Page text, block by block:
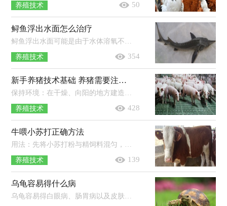
养殖技术 50
鲟鱼浮出水面怎么治疗
养殖技术 354
新手养猪技术基础 养猪需要注意什么技术问题
养殖技术 428
牛喂小苏打正确方法
养殖技术 139
乌龟容易得什么病